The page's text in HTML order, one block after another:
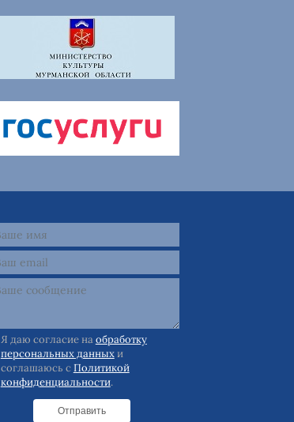
Я даю согласие наобработку
персональных данныхи
соглашаюсь сПолитикой
конфиденциальности.
Отправить